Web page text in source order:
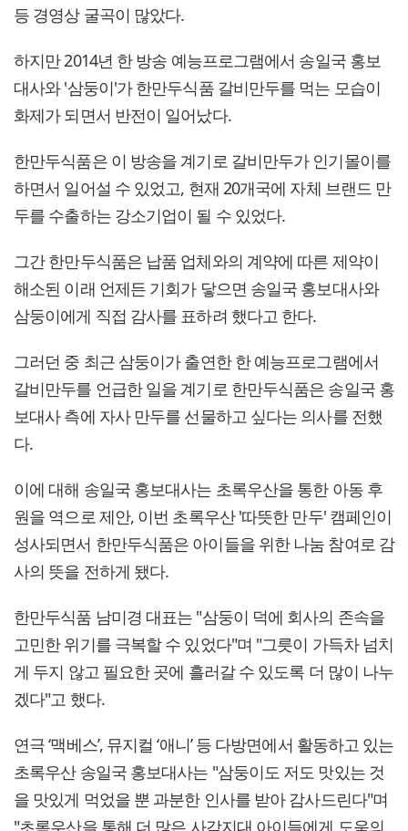
등 경영상 굴곡이 많았다.
하지만 2014년 한 방송 예능프로그램에서 송일국 홍보
대사와 '삼둥이'가 한만두식품 갈비만두를 먹는 모습이
화제가 되면서 반전이 일어났다.
한만두식품은 이 방송을 계기로 갈비만두가 인기몰이를
하면서 일어설 수 있었고, 현재 20개국에 자체 브랜드 만
두를 수출하는 강소기업이 될 수 있었다.
그간 한만두식품은 납품 업체와의 계약에 따른 제약이
해소된 이래 언제든 기회가 닿으면 송일국 홍보대사와
삼둥이에게 직접 감사를 표하려 했다고 한다.
그러던 중 최근 삼둥이가 출연한 한 예능프로그램에서
갈비만두를 언급한 일을 계기로 한만두식품은 송일국 홍
보대사 측에 자사 만두를 선물하고 싶다는 의사를 전했
다.
이에 대해 송일국 홍보대사는 초록우산을 통한 아동 후
원을 역으로 제안, 이번 초록우산 '따뜻한 만두' 캠페인이
성사되면서 한만두식품은 아이들을 위한 나눔 참여로 감
사의 뜻을 전하게 됐다.
한만두식품 남미경 대표는 "삼둥이 덕에 회사의 존속을
고민한 위기를 극복할 수 있었다"며 "그릇이 가득차 넘치
게 두지 않고 필요한 곳에 흘러갈 수 있도록 더 많이 나누
겠다"고 했다.
연극 ‘맥베스’, 뮤지컬 ‘애니’ 등 다방면에서 활동하고 있는
초록우산 송일국 홍보대사는 "삼둥이도 저도 맛있는 것
을 맛있게 먹었을 뿐 과분한 인사를 받아 감사드린다"며
"초록우산을 통해 더 많은 사각지대 아이들에게 도움의